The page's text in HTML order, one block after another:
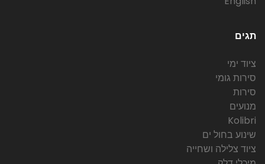
תגים
ציוד ימי
סירות גומי
סירות
מנועים
Kolibri
שינוע בחול ים
ציוד צלילה ושחייה